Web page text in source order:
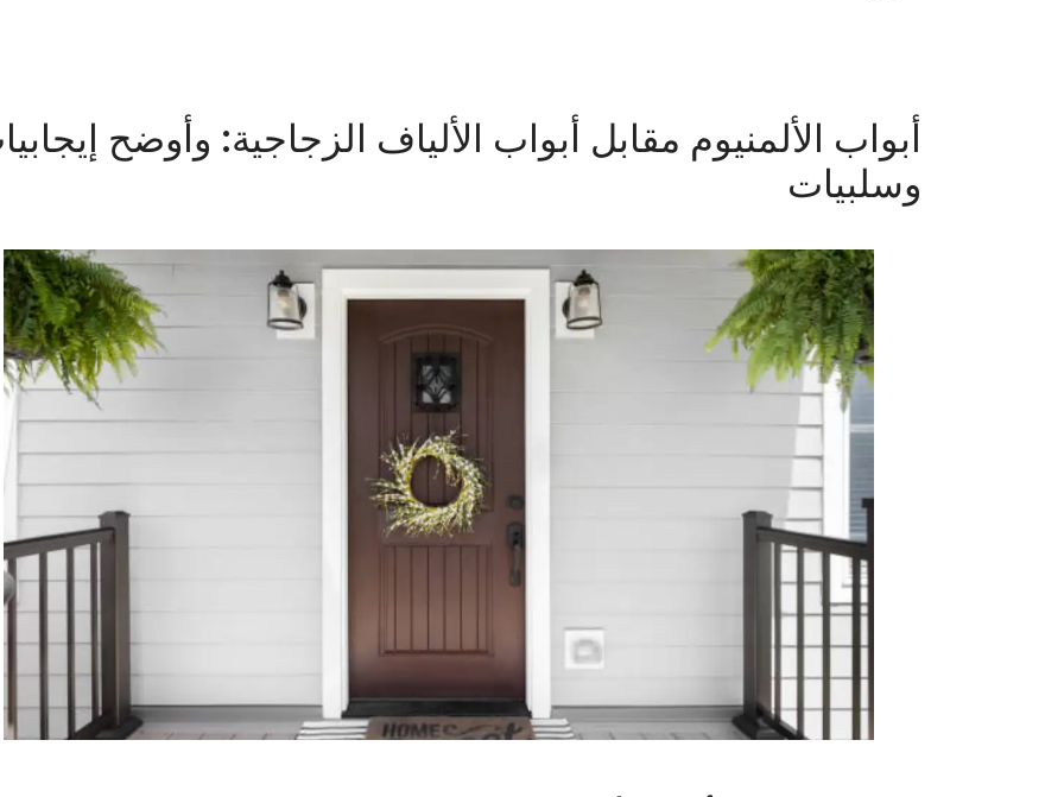
أبواب الألمنيوم مقابل أبواب الألياف الزجاجية: وأوضح
وسلبيات